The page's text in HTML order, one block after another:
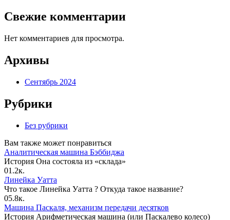
Свежие комментарии
Нет комментариев для просмотра.
Архивы
Сентябрь 2024
Рубрики
Без рубрики
Вам также может понравиться
Аналитическая машина Бэббиджа
История Она состояла из «склада»
01.2к.
Линейка Уатта
Что такое Линейка Уатта ? Откуда такое название?
05.8к.
Машина Паскаля, механизм передачи десятков
История Арифметическая машина (или Паскалево колесо)